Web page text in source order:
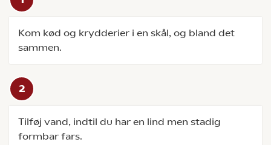
Kom kød og krydderier i en skål, og bland det
sammen.
Tilføj vand, indtil du har en lind men stadig
formbar fars.